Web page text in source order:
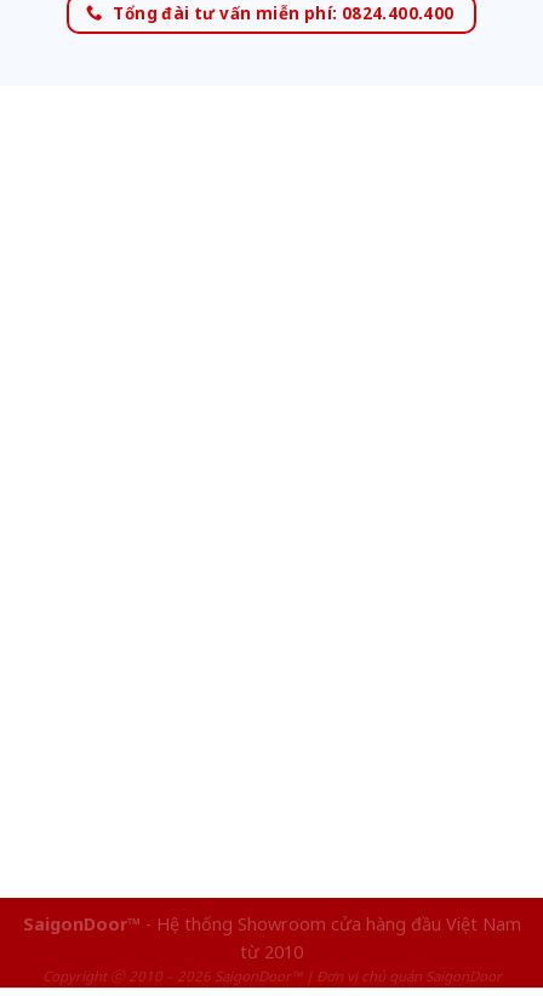
Tổng đài tư vấn miễn phí: 0824.400.400
SaigonDoor™ - Hệ thống Showroom cửa hàng đầu Việt Nam
từ 2010
Copyright ⓒ 2010 – 2026 SaigonDoor™ | Đơn vị chủ quản SaigonDoor